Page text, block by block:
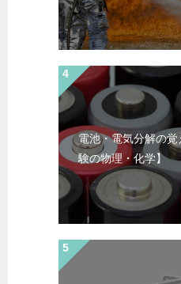
電池・電気分解の
験の物理・化学】